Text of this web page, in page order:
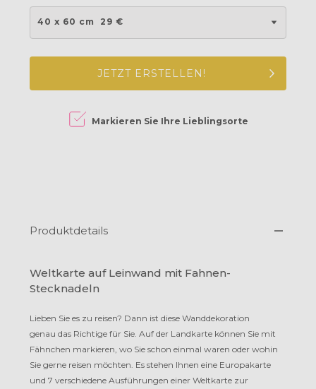
40 x 60 cm 29 €
JETZT ERSTELLEN!
Markieren Sie Ihre Lieblingsorte
Produktdetails
Weltkarte auf Leinwand mit Fahnen-
Stecknadeln
Lieben Sie es zu reisen? Dann ist diese Wanddekoration
genau das Richtige für Sie. Auf der Landkarte können Sie mit
Fähnchen mar­kie­ren, wo Sie schon einmal waren oder wohin
Sie gerne reisen möchten. Es stehen Ihnen eine Europakarte
und 7 verschiedene Ausführungen einer Weltkarte zur